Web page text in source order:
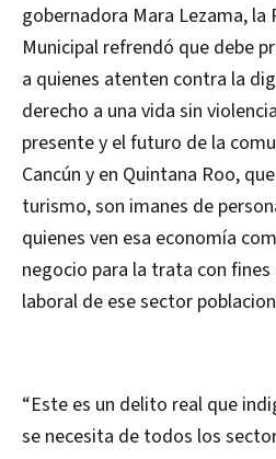
gobernadora Mara Lezama,
Municipal refrendó que debe
a quienes atenten contra la
derecho a una vida sin
presente y el futuro de la
Cancún y en Quintana Roo,
turismo, son imanes de
quienes ven esa economía
negocio para la trata con
laboral de ese sector
“Este es un delito real que
se necesita de todos los